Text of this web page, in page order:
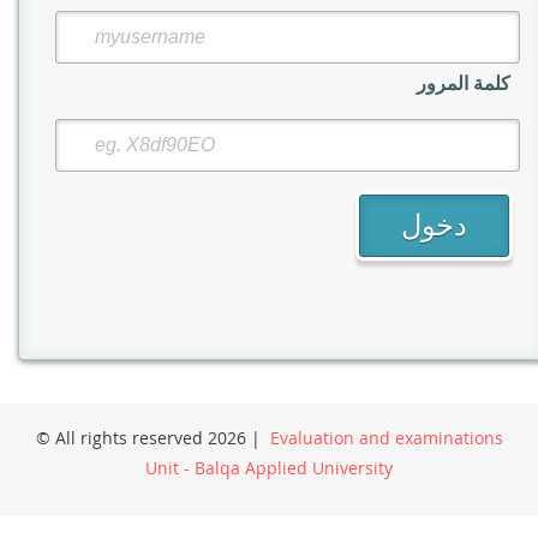
كلمة المرور
© All rights reserved 2026 | Evaluation and examinations
Unit - Balqa Applied University